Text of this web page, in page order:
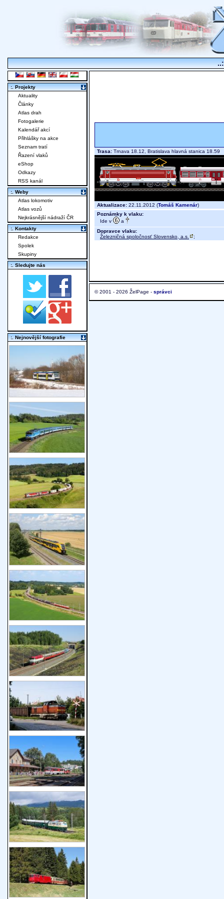
Trasa: Trnava 18.12, Bratislava hlavná stanica 18.59
Aktualizace: 22.11.2012 (Tomáš Kamenár)
Poznámky k vlaku:
Ide v
a
Dopravce vlaku:
Železničná spoločnosť Slovensko, a.s.
;
© 2001 - 2026 ŽelPage - správci
:. Projekty
Aktuality
Články
Atlas drah
Fotogalerie
Kalendář akcí
Přihlášky na akce
Seznam tratí
Řazení vlaků
eShop
Odkazy
RSS kanál
:. Weby
Atlas lokomotiv
Atlas vozů
Nejkrásnější nádraží ČR
:. Kontakty
Redakce
Spolek
Skupiny
:. Sledujte nás
:. Nejnovější fotografie